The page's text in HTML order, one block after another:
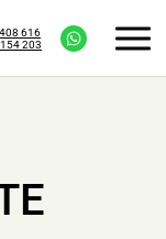
616
203